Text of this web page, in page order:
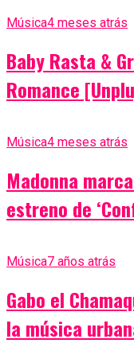
Música4 meses atrás
Baby Rasta &
Romance
Música4 meses atrás
Madonna
estreno de
Música7 años atrás
Gabo el
la música